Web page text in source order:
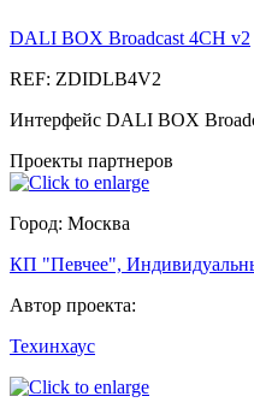
DALI BOX Broadcast 4CH v2
REF: ZDIDLB4V2
Интерфейс DALI BOX
Проекты партнеров
Город: Москва
КП "Певчее",
Автор проекта:
Техинхаус